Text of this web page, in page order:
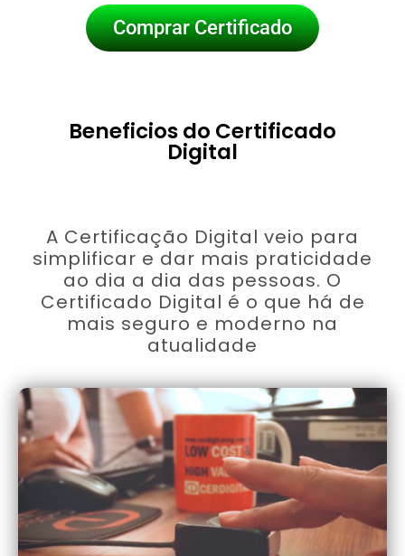
Comprar Certificado
Beneficios do Certificado
Digital
A Certificação Digital veio para
simplificar e dar mais praticidade
ao dia a dia das pessoas. O
Certificado Digital é o que há de
mais seguro e moderno na
atualidade